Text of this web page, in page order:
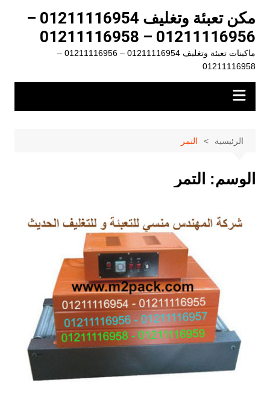
المحتوى
مكن تعبئة وتغليف 01211116954 –
01211116956 – 01211116958
ماكينات تعبئة وتغليف 01211116954 – 01211116956 –
01211116958
الرئيسية التمر
الوسم: التمر